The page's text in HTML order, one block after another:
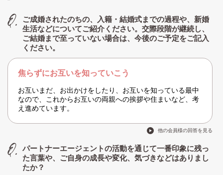
ご成婚されたのちの、入籍・結婚式までの過程や、新婚
生活などについてご紹介ください。交際段階が継続し、
ご結婚まで至っていない場合は、今後のご予定をご記入
ください。
焦らずにお互いを知っていこう
お互いまだ、お出かけをしたり、お互いを知っている最中
なので、これからお互いの両親への挨拶や住まいなど、考
え進めています。
他の会員様の回答を見る
パートナーエージェントの活動を通じて一番印象に残っ
た言葉や、ご自身の成長や変化、気づきなどはありまし
たか？